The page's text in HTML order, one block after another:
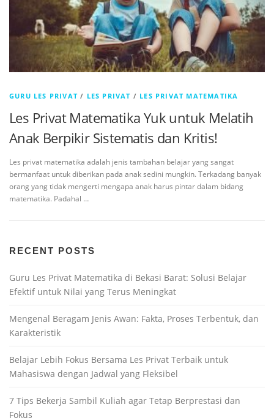
GURU LES PRIVAT / LES PRIVAT / LES PRIVAT MATEMATIKA
Les Privat Matematika Yuk untuk Melatih
Anak Berpikir Sistematis dan Kritis!
Les privat matematika adalah jenis tambahan belajar yang sangat
bermanfaat untuk diberikan pada anak sedini mungkin. Terkadang banyak
orang yang tidak mengerti mengapa anak harus pintar dalam bidang
matematika. Padahal …
RECENT POSTS
Guru Les Privat Matematika di Bekasi Barat: Solusi Belajar
Efektif untuk Nilai yang Terus Meningkat
Mengenal Beragam Jenis Awan: Fakta, Proses Terbentuk, dan
Karakteristik
Belajar Lebih Fokus Bersama Les Privat Terbaik untuk
Mahasiswa dengan Jadwal yang Fleksibel
7 Tips Bekerja Sambil Kuliah agar Tetap Berprestasi dan
Fokus